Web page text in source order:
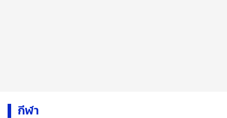
กีฬา